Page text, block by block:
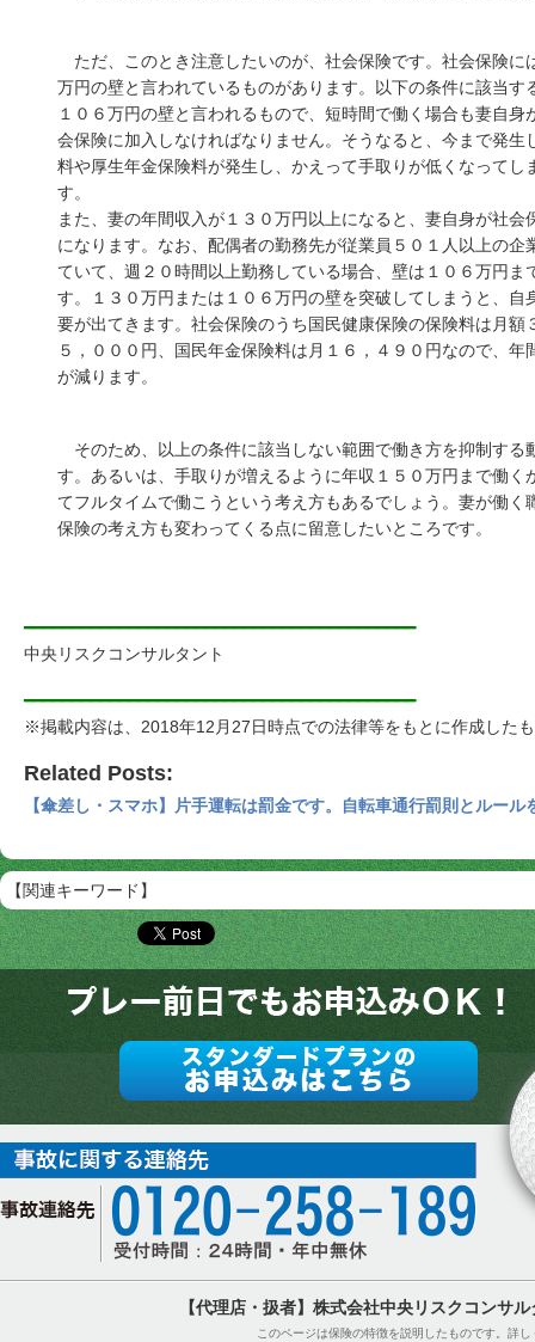
ただ、このとき注意したいのが、社会保険です。社会保険に
万円の壁と言われているものがあります。以下の条件に該当
１０６万円の壁と言われるもので、短時間で働く場合も妻自
会保険に加入しなければなりません。そうなると、今まで発
料や厚生年金保険料が発生し、かえって手取りが低くなって
す。
また、妻の年間収入が１３０万円以上になると、妻自身が社
になります。なお、配偶者の勤務先が従業員５０１人以上の
ていて、週２０時間以上勤務している場合、壁は１０６万円
す。１３０万円または１０６万円の壁を突破してしまうと、
要が出てきます。社会保険のうち国民健康保険の保険料は
５，０００円、国民年金保険料は月１６，４９０円なので、
が減ります。
そのため、以上の条件に該当しない範囲で働き方を抑制す
す。あるいは、手取りが増えるように年収１５０万円まで働
てフルタイムで働こうという考え方もあるでしょう。妻が働
保険の考え方も変わってくる点に留意したいところです。
━━━━━━━━━━━━━━━━━━━━━━━━━━━━━━━━━━━━━━━━━
中央リスクコンサルタント
━━━━━━━━━━━━━━━━━━━━━━━━━━━━━━━━━━━━━━━━━
※掲載内容は、2018年12月27日時点での法律等をもとに作成し
Related Posts:
【傘差し・スマホ】片手運転は罰金です。自転車通行罰則とルール
【関連キーワード】
【代理店・扱者】株式会社中央リスクコンサ
このページは保険の特徴を説明したものです。詳